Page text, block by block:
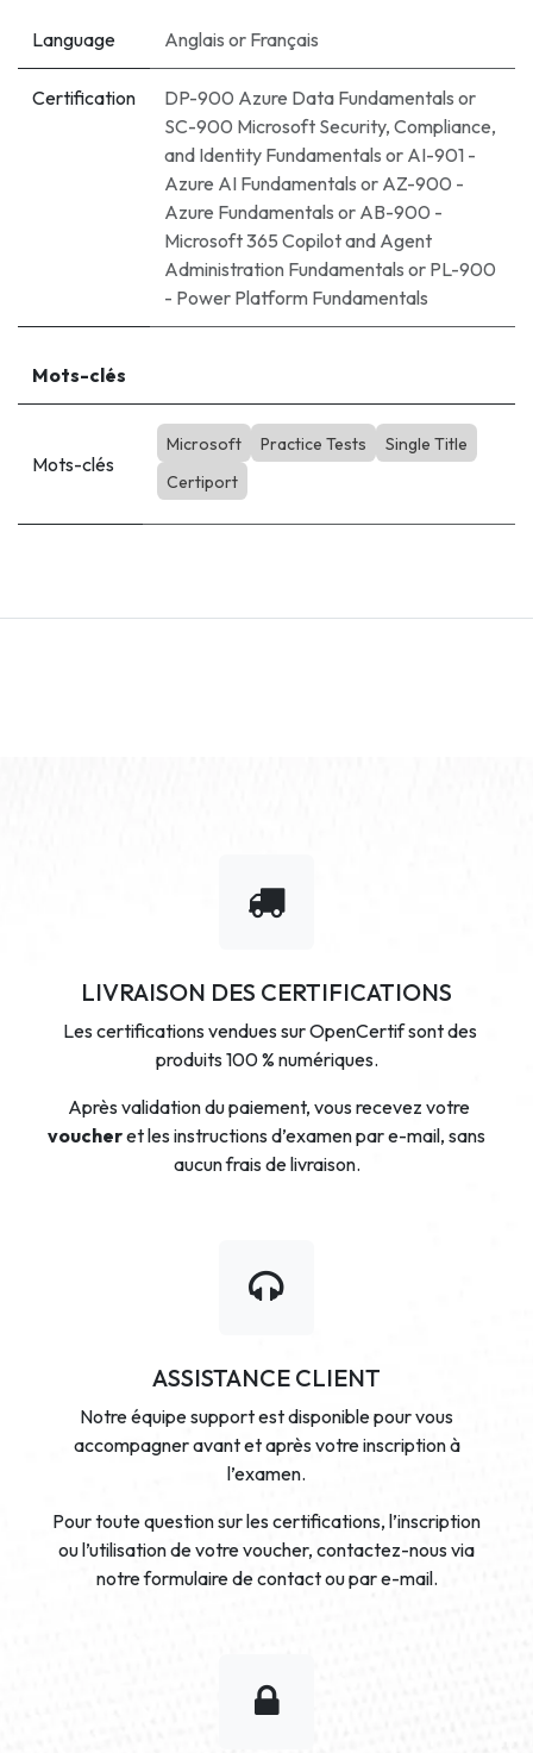
Language Anglais or Français
Certification DP-900 Azure Data Fundamentals or
SC-900 Microsoft Security, Compliance,
and Identity Fundamentals or AI-901 -
Azure AI Fundamentals or AZ-900 -
Azure Fundamentals or AB-900 -
Microsoft 365 Copilot and Agent
Administration Fundamentals or PL-900
- Power Platform Fundamentals
Mots-clés
Mots-clés
Microsoft Practice Tests
Single Title
Certiport
LIVRAISON DES CERTIFICATIONS
Les certifications vendues sur OpenCertif sont des
produits 100 % numériques.
Après validation du paiement, vous recevez votre
voucheret les instructions d’examen par e-mail, sans
aucun frais de livraison.
ASSISTANCE CLIENT
Notre équipe support est disponible pour vous
accompagner avant et après votre inscription à
l’examen.
Pour toute question sur les certifications, l’inscription
ou l’utilisation de votre voucher, contactez-nous via
notre formulaire de contact ou par e-mail.